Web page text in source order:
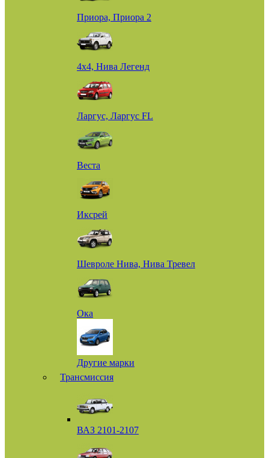
Приора, Приора 2
4х4, Нива Легенд
Ларгус, Ларгус FL
Веста
Иксрей
Шевроле Нива, Нива Тревел
Ока
Другие марки
Трансмиссия
ВАЗ 2101-2107